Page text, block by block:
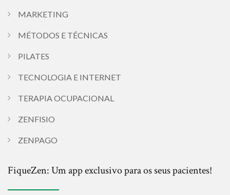
MARKETING
MÉTODOS E TÉCNICAS
PILATES
TECNOLOGIA E INTERNET
TERAPIA OCUPACIONAL
ZENFISIO
ZENPAGO
FiqueZen: Um app exclusivo para os seus pacientes!